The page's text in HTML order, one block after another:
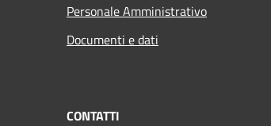
Personale Amministrativo
Documenti e dati
CONTATTI